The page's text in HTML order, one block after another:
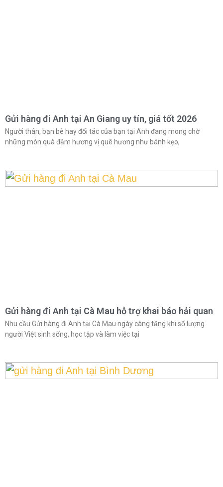
Gửi hàng đi Anh tại An Giang uy tín, giá tốt 2026
Người thân, bạn bè hay đối tác của bạn tại Anh đang mong chờ
những món quà đậm hương vị quê hương như bánh kẹo,
Gửi hàng đi Anh tại Cà Mau hỗ trợ khai báo hải quan
Nhu cầu Gửi hàng đi Anh tại Cà Mau ngày càng tăng khi số lượng
người Việt sinh sống, học tập và làm việc tại